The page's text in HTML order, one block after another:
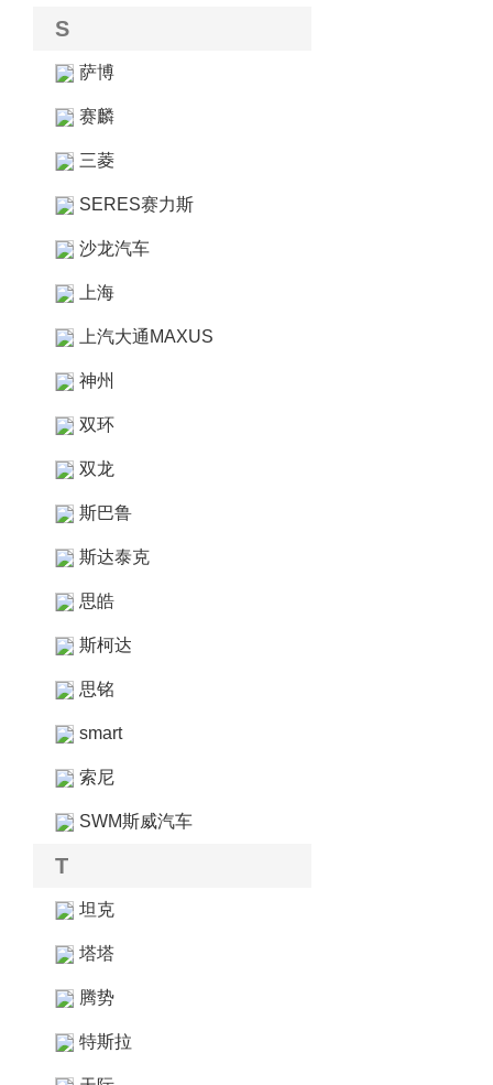
S
萨博
赛麟
三菱
SERES赛力斯
沙龙汽车
上海
上汽大通MAXUS
神州
双环
双龙
斯巴鲁
斯达泰克
思皓
斯柯达
思铭
smart
索尼
SWM斯威汽车
T
坦克
塔塔
腾势
特斯拉